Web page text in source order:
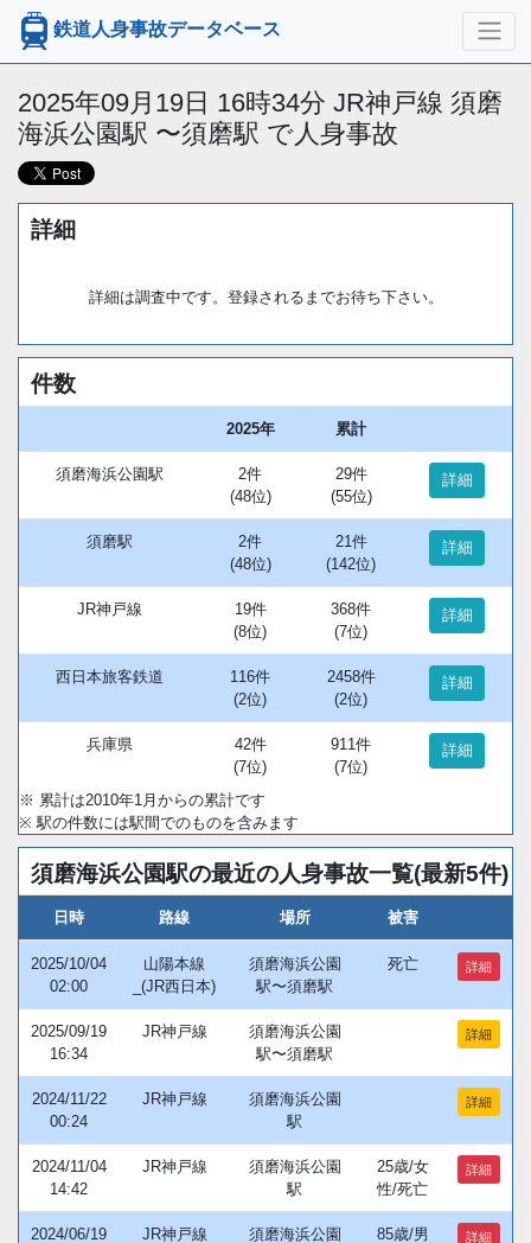
鉄道人身事故データベース
2025年09月19日 16時34分 JR神戸線 須磨
海浜公園駅 〜須磨駅 で人身事故
詳細
詳細は調査中です。登録されるまでお待ち下さい。
件数
2025年 累計
須磨海浜公園駅
2件
(48位)
29件
(55位)
詳細
須磨駅
2件
(48位)
21件
(142位)
詳細
JR神戸線
19件
(8位)
368件
(7位)
詳細
西日本旅客鉄道
116件
(2位)
2458件
(2位)
詳細
兵庫県
42件
(7位)
911件
(7位)
詳細
※ 累計は2010年1月からの累計です
※ 駅の件数には駅間でのものを含みます
須磨海浜公園駅の最近の人身事故一覧(最新5件)
日時 路線 場所 被害
2025/10/04
02:00
山陽本線
_(JR西日本)
須磨海浜公園
駅〜須磨駅
死亡 詳細
2025/09/19
16:34
JR神戸線
須磨海浜公園
駅〜須磨駅
詳細
2024/11/22
00:24
JR神戸線
須磨海浜公園
駅
詳細
2024/11/04
14:42
JR神戸線
須磨海浜公園
駅
25歳/女
性/死亡
詳細
2024/06/19
JR神戸線
須磨海浜公園
85歳/男
詳細